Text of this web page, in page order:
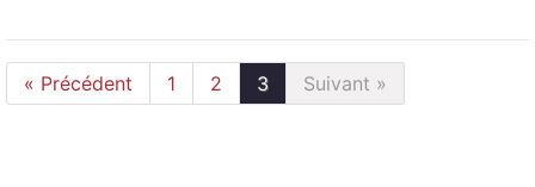
« Précédent 1 2 3 Suivant »